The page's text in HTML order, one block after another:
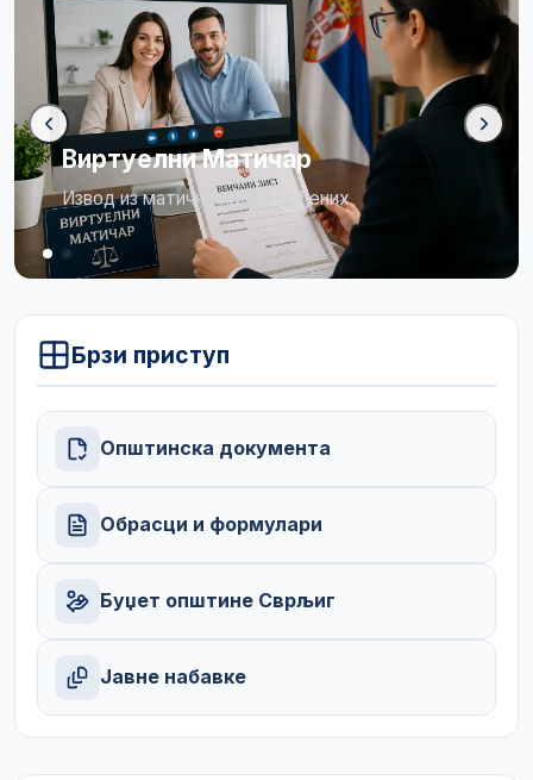
Бирачки списак
Огласна табла
Брзи приступ
Општинска документа
Обрасци и формулари
Буџет општине Сврљиг
Јавне набавке